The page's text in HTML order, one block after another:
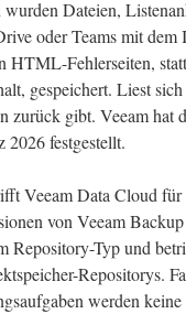
wurden Dateien,
oder Teams mit dem
HTML-Fehlerseiten,
gespeichert. Liest
zurück gibt. Veeam hat
2026 festgestellt.
Veeam Data Cloud
von Veeam
Repository-Typ und
Repositorys.
werden